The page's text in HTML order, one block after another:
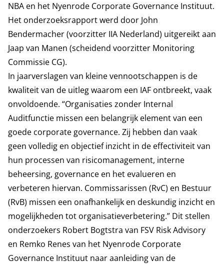
NBA en het Nyenrode Corporate Governance Instituut.
Het onderzoeksrapport werd door John
Bendermacher (voorzitter IIA Nederland) uitgereikt aan
Jaap van Manen (scheidend voorzitter Monitoring
Commissie CG).
In jaarverslagen van kleine vennootschappen is de
kwaliteit van de uitleg waarom een IAF ontbreekt, vaak
onvoldoende. “Organisaties zonder Internal
Auditfunctie missen een belangrijk element van een
goede corporate governance. Zij hebben dan vaak
geen volledig en objectief inzicht in de effectiviteit van
hun processen van risicomanagement, interne
beheersing, governance en het evalueren en
verbeteren hiervan. Commissarissen (RvC) en Bestuur
(RvB) missen een onafhankelijk en deskundig inzicht en
mogelijkheden tot organisatieverbetering.” Dit stellen
onderzoekers Robert Bogtstra van FSV Risk Advisory
en Remko Renes van het Nyenrode Corporate
Governance Instituut naar aanleiding van de